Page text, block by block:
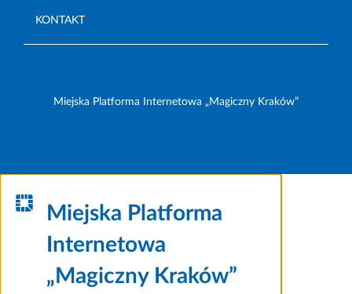
KONTAKT
Miejska Platforma Internetowa „Magiczny Kraków”
Miejska Platforma
Internetowa
„Magiczny Kraków”